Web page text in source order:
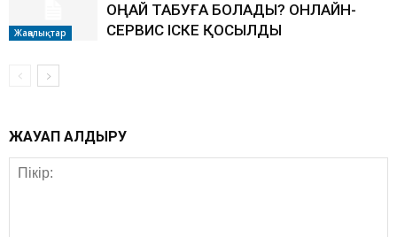
Жаңалықтар
ОҢАЙ ТАБУҒА БОЛАДЫ? ОНЛАЙН-
СЕРВИС ІСКЕ ҚОСЫЛДЫ
ЖАУАП ҚАЛДЫРУ